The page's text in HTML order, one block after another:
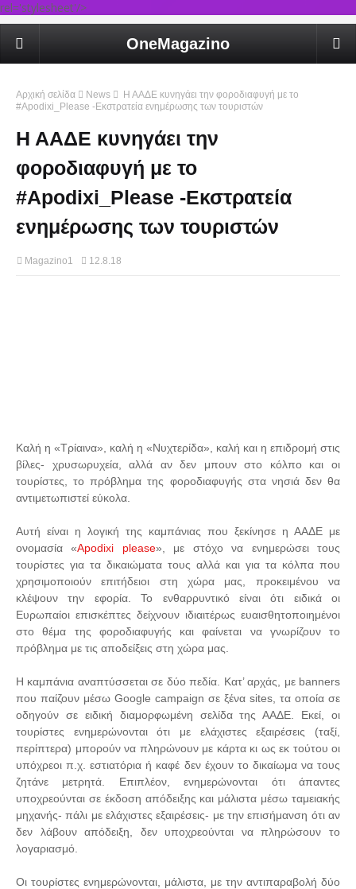
rel='stylesheet'/>
OneMagazino
Αρχική σελίδα News
Η ΑΑΔΕ κυνηγάει την φοροδιαφυγή με το
#Apodixi_Please -Εκστρατεία ενημέρωσης των τουριστών
Η ΑΑΔΕ κυνηγάει την
φοροδιαφυγή με το
#Apodixi_Please -Εκστρατεία
ενημέρωσης των τουριστών
Magazino1 12.8.18
Καλή η «Τρίαινα», καλή η «Νυχτερίδα», καλή και η επιδρομή στις
βίλες- χρυσωρυχεία, αλλά αν δεν μπουν στο κόλπο και οι
τουρίστες, το πρόβλημα της φοροδιαφυγής στα νησιά δεν θα
αντιμετωπιστεί εύκολα.
Αυτή είναι η λογική της καμπάνιας που ξεκίνησε η ΑΑΔΕ με
ονομασία «Apodixi please», με στόχο να ενημερώσει τους
τουρίστες για τα δικαιώματα τους αλλά και για τα κόλπα που
χρησιμοποιούν επιτήδειοι στη χώρα μας, προκειμένου να
κλέψουν την εφορία. Το ενθαρρυντικό είναι ότι ειδικά οι
Ευρωπαίοι επισκέπτες δείχνουν ιδιαιτέρως ευαισθητοποιημένοι
στο θέμα της φοροδιαφυγής και φαίνεται να γνωρίζουν το
πρόβλημα με τις αποδείξεις στη χώρα μας.
Η καμπάνια αναπτύσσεται σε δύο πεδία. Κατ’ αρχάς, με banners
που παίζουν μέσω Google campaign σε ξένα sites, τα οποία σε
οδηγούν σε ειδική διαμορφωμένη σελίδα της ΑΑΔΕ. Εκεί, οι
τουρίστες ενημερώνονται ότι με ελάχιστες εξαιρέσεις (ταξί,
περίπτερα) μπορούν να πληρώνουν με κάρτα κι ως εκ τούτου οι
υπόχρεοι π.χ. εστιατόρια ή καφέ δεν έχουν το δικαίωμα να τους
ζητάνε μετρητά. Επιπλέον, ενημερώνονται ότι άπαντες
υποχρεούνται σε έκδοση απόδειξης και μάλιστα μέσω ταμειακής
μηχανής- πάλι με ελάχιστες εξαιρέσεις- με την επισήμανση ότι αν
δεν λάβουν απόδειξη, δεν υποχρεούνται να πληρώσουν το
λογαριασμό.
Οι τουρίστες ενημερώνονται, μάλιστα, με την αντιπαραβολή δύο